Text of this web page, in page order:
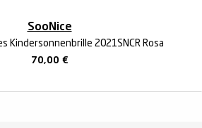
SooNice
Kindersonnenbrille 2021SNCR Rosa
70,00 €